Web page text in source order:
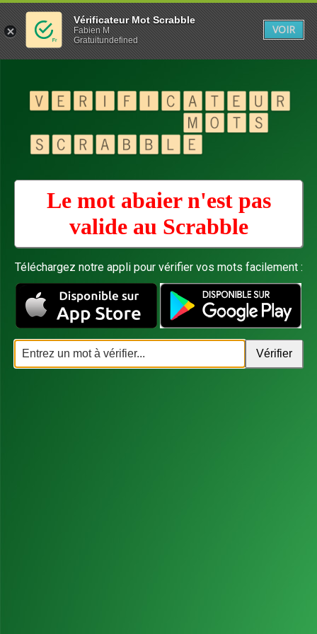
Le mot abaier n'est pas
valide au Scrabble
Téléchargez notre appli pour vérifier vos mots facilement :
Vérificateur Mot Scrabble
Fabien M
Gratuitundefined
VOIR